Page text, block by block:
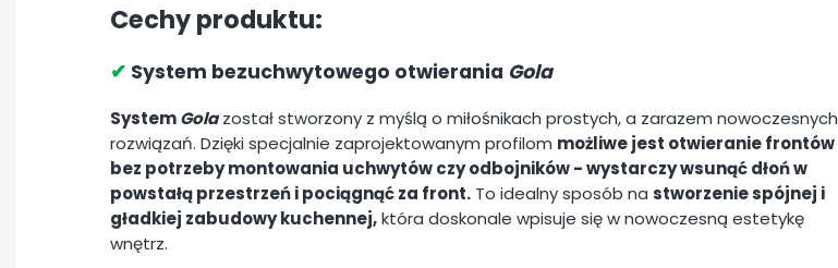
Cechy produktu:
✔ System bezuchwytowego otwierania Gola
SystemGolazostał stworzony z myślą o miłośnikach prostych, a zarazem nowoczesnych
rozwiązań. Dzięki specjalnie zaprojektowanym profilom możliwe jest otwieranie frontów
bez potrzeby montowania uchwytów czy odbojników - wystarczy wsunąć dłoń w
powstałą przestrzeń i pociągnąć za front. To idealny sposób na stworzenie spójnej i
gładkiej zabudowy kuchennej,która doskonale wpisuje się w nowoczesną estetykę
wnętrz.